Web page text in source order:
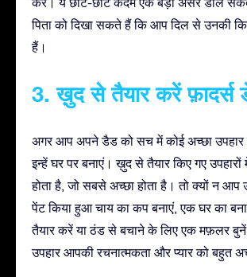
पिता को दिखा सकते हैं कि आप दिल से उनकी
हैं।
3. ख़ुद से तैयार करें फ़ादर्स
अगर आप अपने डैड को सच में कोई अच्छा उपहार
इन्हें घर पर बनाएं। ख़ुद से तैयार किए गए
होता है, जो सबसे अच्छा होता है। तो क्यों न
पेंट किया हुआ चाय का कप बनाएं, एक घर का बना
तैयार करें या ठंड से बचाने के लिए एक मफ़लर
उपहार आपकी रचनात्मकता और प्यार को बहुत